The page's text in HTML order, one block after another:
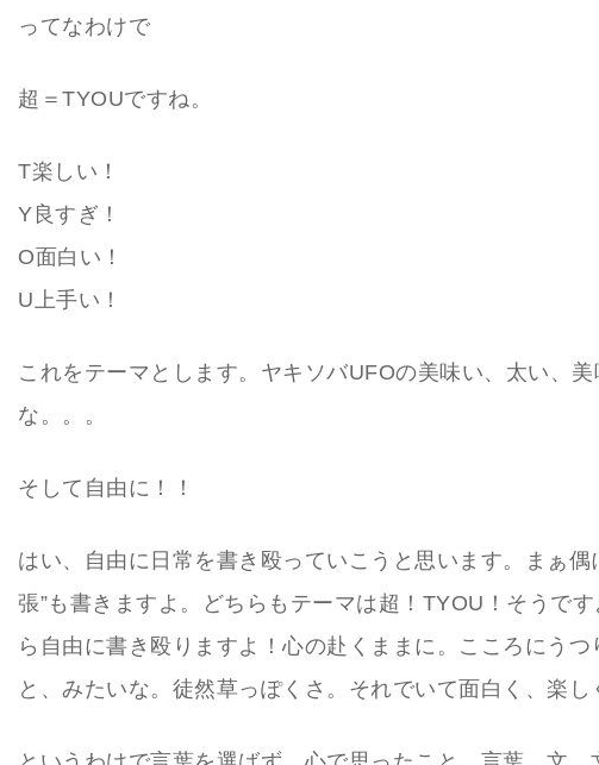
ってなわけで
超＝TYOUですね。
T楽しい！
Y良すぎ！
O面白い！
U上手い！
これをテーマとします。ヤキソバUFOの美味い、太い、
な。。。
そして自由に！！
はい、自由に日常を書き殴っていこうと思います。まぁ偶
張”も書きますよ。どちらもテーマは超！TYOU！そうで
ら自由に書き殴りますよ！心の赴くままに。こころにう
と、みたいな。徒然草っぽくさ。それでいて面白く、楽し